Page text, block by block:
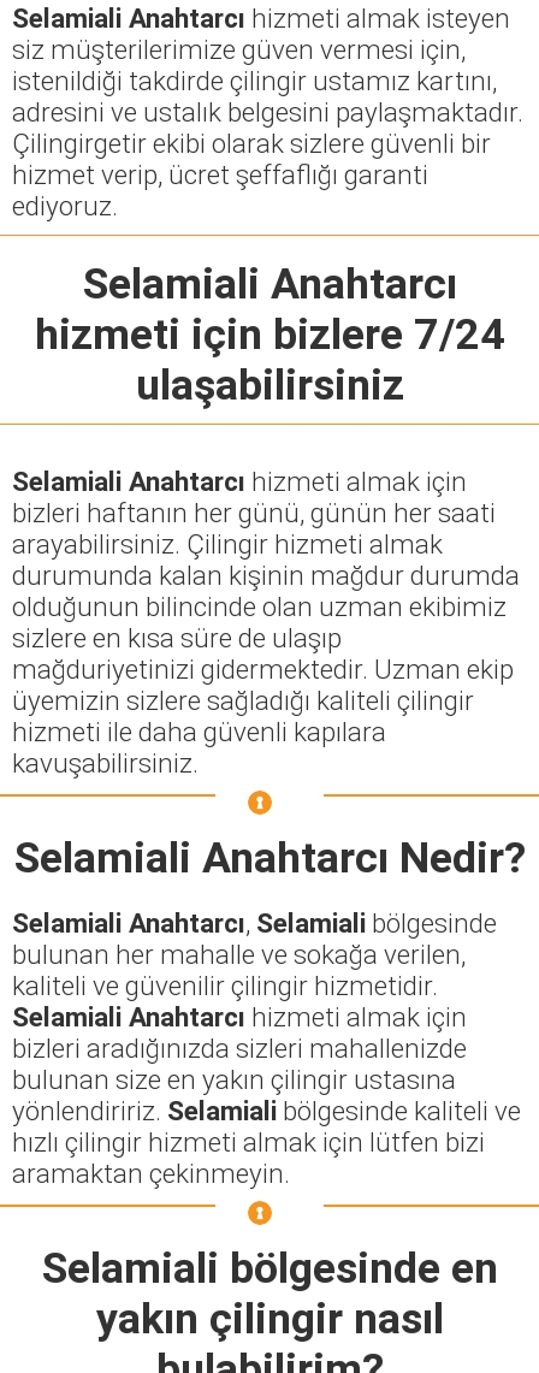
Selamiali Anahtarcı hizmeti almak isteyen
siz müşterilerimize güven vermesi için,
istenildiği takdirde çilingir ustamız kartını,
adresini ve ustalık belgesini paylaşmaktadır.
Çilingirgetir ekibi olarak sizlere güvenli bir
hizmet verip, ücret şeffaflığı garanti
ediyoruz.
Selamiali Anahtarcı
hizmeti için bizlere 7/24
ulaşabilirsiniz
Selamiali Anahtarcı hizmeti almak için
bizleri haftanın her günü, günün her saati
arayabilirsiniz. Çilingir hizmeti almak
durumunda kalan kişinin mağdur durumda
olduğunun bilincinde olan uzman ekibimiz
sizlere en kısa süre de ulaşıp
mağduriyetinizi gidermektedir. Uzman ekip
üyemizin sizlere sağladığı kaliteli çilingir
hizmeti ile daha güvenli kapılara
kavuşabilirsiniz.
Selamiali Anahtarcı Nedir?
Selamiali Anahtarcı, Selamiali bölgesinde
bulunan her mahalle ve sokağa verilen,
kaliteli ve güvenilir çilingir hizmetidir.
Selamiali Anahtarcı hizmeti almak için
bizleri aradığınızda sizleri mahallenizde
bulunan size en yakın çilingir ustasına
yönlendiririz. Selamiali bölgesinde kaliteli ve
hızlı çilingir hizmeti almak için lütfen bizi
aramaktan çekinmeyin.
Selamiali bölgesinde en
yakın çilingir nasıl